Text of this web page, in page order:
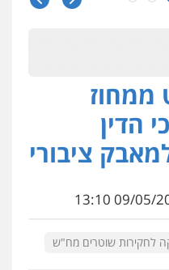
מעצרים וחקירות
עורכי דין
ממחוז
הדין
ציבורי
לחקירות שוטרים מח"ש